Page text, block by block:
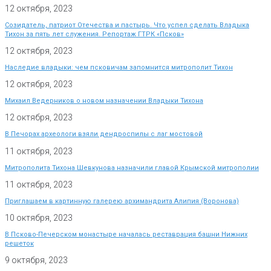
12 октября, 2023
Созидатель, патриот Отечества и пастырь. Что успел сделать Владыка
Тихон за пять лет служения. Репортаж ГТРК «Псков»
12 октября, 2023
Наследие владыки: чем псковичам запомнится митрополит Тихон
12 октября, 2023
Михаил Ведерников о новом назначении Владыки Тихона
12 октября, 2023
В Печорах археологи взяли дендроспилы с лаг мостовой
11 октября, 2023
Митрополита Тихона Шевкунова назначили главой Крымской митрополии
11 октября, 2023
Приглашаем в картинную галерею архимандрита Алипия (Воронова)
10 октября, 2023
В Псково-Печерском монастыре началась реставрация башни Нижних
решеток
9 октября, 2023